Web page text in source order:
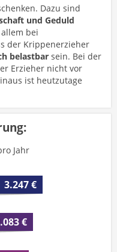
Dazu sind
und Geduld
bei
der Krippenerzieher
belastbar sein. Bei der
Erzieher nicht vor
ist heutzutage
Jahr
3.247 €
€